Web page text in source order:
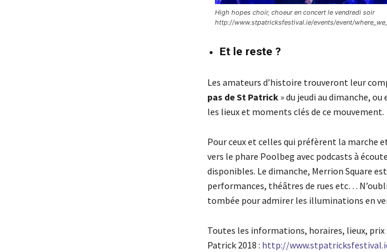
High hopes choir, choeur en concert le vendredi soir
http://www.stpatricksfestival.ie/events/event/
Et le reste ?
Les amateurs d’histoire trouveront leur
pas de St Patrick» du jeudi au dimanche, ou
les lieux et moments clés de ce mouvement.
Pour ceux et celles qui préfèrent la marche
vers le phare Poolbeg avec podcasts à
disponibles. Le dimanche, Merrion Square
performances, théâtres de rues etc…
tombée pour admirer les illuminations en
Toutes les informations, horaires, lieux,
Patrick 2018 : http://